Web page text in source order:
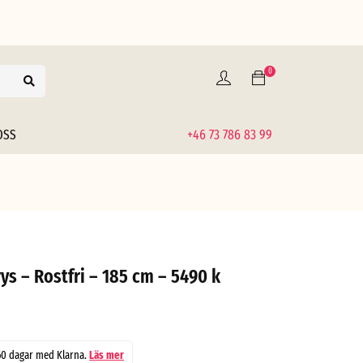
0
+46 73 786 83 99
– Rostfri – 185 cm – 5490 k
dagar med Klarna.Läs mer